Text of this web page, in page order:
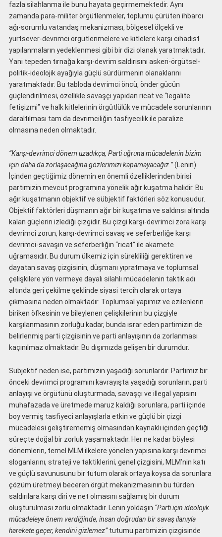
fazla silahlanma ile bunu hayata geçirmemektedir. Aynı
zamanda para-militer örgütlenmeler, toplumu çürüten ihbarcı
ağı-sorumlu vatandaş mekanizması, bölgesel ölçekli ve
yurtsever-devrimci örgütlenmelere ve kitlelere karşı cihadist
yapılanmaların yedeklenmesi gibi bir dizi olanak yaratmaktadır.
Yani tepeden tırnağa karşı-devrim saldırısını askeri-örgütsel-
politik-ideolojik ayağıyla güçlü sürdürmenin olanaklarını
yaratmaktadır. Bu tabloda devrimci öncü, önder gücün
güçlendirilmesi, özellikle savaşçı yapıdan ricat ve “legalite
fetişizmi” ve halk kitlelerinin örgütlülük ve mücadele sorunlarının
daraltılması tam da devrimciliğin tasfiyecilik ile paralize
olmasına neden olmaktadır.
“Karşı-devrimci dönem uzadıkça, Parti uğruna mücadelenin bizim
için daha da zorlaşacağına gözlerimizi kapamayacağız.”(Lenin)
İçinden geçtiğimiz dönemin en önemli özelliklerinden birisi
partimizin mevcut programına yönelik ağır kuşatma halidir. Bu
ağır kuşatmanın objektif ve sübjektif faktörleri söz konusudur.
Objektif faktörleri düşmanın ağır bir kuşatma ve saldırısı altında
kalan güçlerin izlediği çizgidir. Bu çizgi karşı-devrimci zora karşı
devrimci zorun, karşı-devrimci savaş ve seferberliğe karşı
devrimci-savaşın ve seferberliğin “ricat” ile akamete
uğramasıdır. Bu durum ülkemiz için sürekliliği gerektiren ve
dayatan savaş çizgisinin, düşmanı yıpratmaya ve toplumsal
çelişkilere yön vermeye dayalı silahlı mücadelenin taktik adı
altında geri çekilme şeklinde siyasi tercih olarak ortaya
çıkmasına neden olmaktadır. Toplumsal yapımız ve ezilenlerin
biriken öfkesinin ve bileylenen çelişkilerinin bu çizgiyle
karşılanmasının zorluğu kadar, bunda ısrar eden partimizin de
belirlenmiş parti çizgisinin ve parti anlayışının da zorlanması
kaçınılmaz olmaktadır. Bu dışımızda gelişen bir durumdur.
Subjektif neden ise, partimizin yaşadığı sorunlardır. Partimiz bir
önceki devrimci programını kavrayışta yaşadığı sorunların, parti
anlayışı ve örgütünü oluşturmada, savaşçı ve illegal yapısını
muhafazada ve üretmede maruz kaldığı sorunlara, parti içinde
boy vermiş tasfiyeci anlayışlarla etkin ve güçlü bir çizgi
mücadelesi geliştirememiş olmasından kaynaklı içinden geçtiği
süreçte doğal bir zorluk yaşamaktadır. Her ne kadar böylesi
dönemlerin, temel MLM ilkelere yönelen yapısına karşı devrimci
sloganlarını, strateji ve taktiklerini, genel çizgisini, MLM’nin katı
ve güçlü savunusunu bir tutum olarak ortaya koysa da sorunlara
çözüm üretmeyi beceren örgüt mekanizmasının bu türden
saldırılara karşı diri ve net olmasını sağlamış bir durum
oluşturulması zorlu olmaktadır. Lenin yoldaşın “Parti için ideolojik
mücadeleye önem verdiğinde, insan doğrudan bir savaş ilanıyla
harekete geçer, kendini gizlemez”tutumu partimizin çizgisinde